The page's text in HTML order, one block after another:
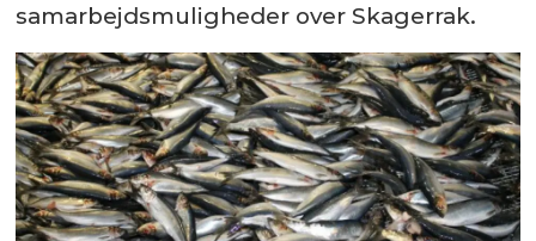
samarbejdsmuligheder over Skagerrak.